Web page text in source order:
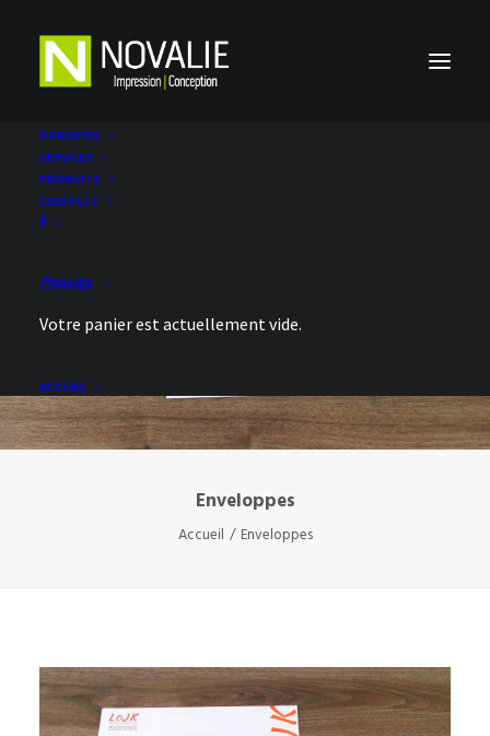
À PROPOS
SERVICES
PRODUITS
CONTACT
PANIER
Votre panier est actuellement vide.
ACCUEIL
Enveloppes
Accueil Enveloppes